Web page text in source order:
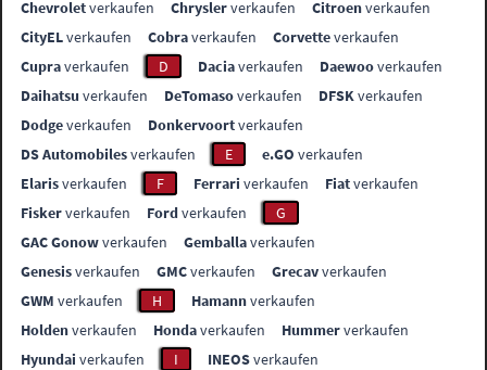
Chevroletverkaufen Chryslerverkaufen Citroenverkaufen
CityELverkaufen Cobraverkaufen Corvetteverkaufen
Cupraverkaufen D Daciaverkaufen Daewooverkaufen
Daihatsu verkaufen DeTomasoverkaufen DFSKverkaufen
Dodgeverkaufen Donkervoortverkaufen
DS Automobilesverkaufen E e.GO verkaufen
Elarisverkaufen F Ferrari verkaufen Fiatverkaufen
Fiskerverkaufen Fordverkaufen
G
GAC Gonowverkaufen Gemballaverkaufen
Genesisverkaufen GMCverkaufen Grecavverkaufen
GWM verkaufen H Hamannverkaufen
Holdenverkaufen Hondaverkaufen Hummerverkaufen
Hyundai verkaufen I INEOSverkaufen